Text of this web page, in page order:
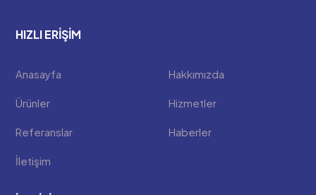
HIZLI ERIŞIM
Anasayfa Hakkımızda
Ürünler Hizmetler
Referanslar Haberler
İletişim